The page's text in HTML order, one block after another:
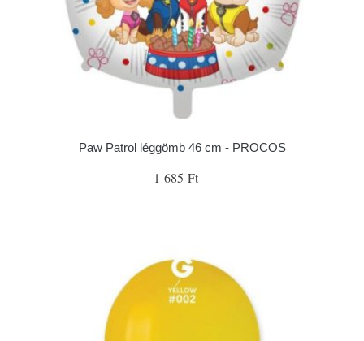
Paw Patrol léggömb 46 cm - PROCOS
1 685 Ft